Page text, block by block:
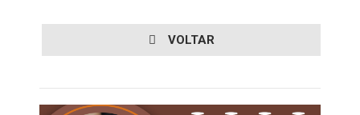
VOLTAR